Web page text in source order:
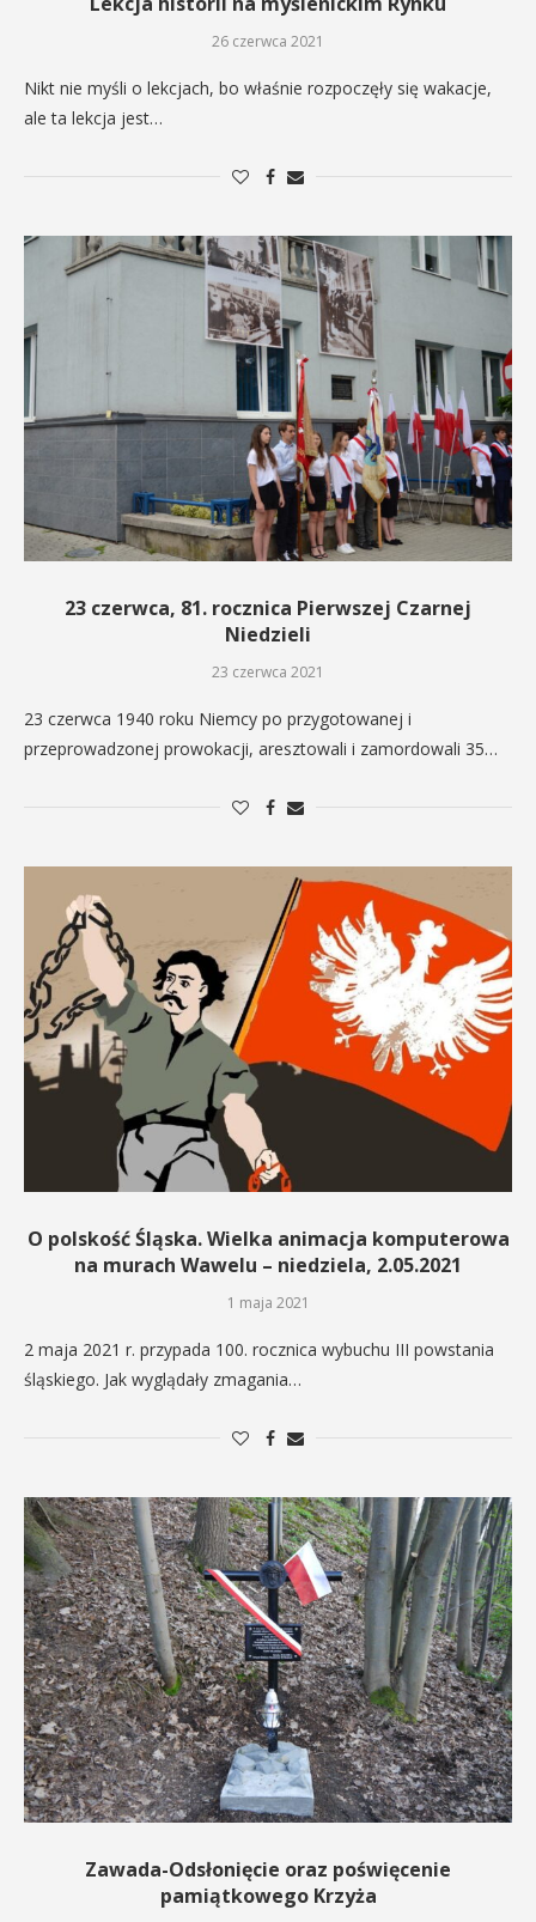
26 czerwca 2021
Nikt nie myśli o lekcjach, bo właśnie rozpoczęły się wakacje,
ale ta lekcja jest…
23 czerwca, 81. rocznica Pierwszej Czarnej
Niedzieli
23 czerwca 2021
23 czerwca 1940 roku Niemcy po przygotowanej i
przeprowadzonej prowokacji, aresztowali i zamordowali 35…
O polskość Śląska. Wielka animacja komputerowa
na murach Wawelu – niedziela, 2.05.2021
1 maja 2021
2 maja 2021 r. przypada 100. rocznica wybuchu III powstania
śląskiego. Jak wyglądały zmagania…
Zawada-Odsłonięcie oraz poświęcenie
pamiątkowego Krzyża